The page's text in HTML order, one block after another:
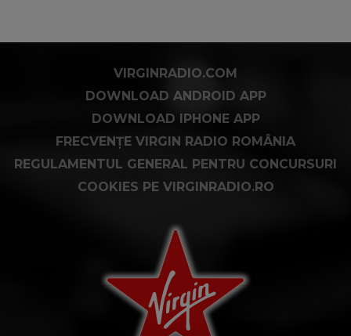
VIRGINRADIO.COM
DOWNLOAD ANDROID APP
DOWNLOAD IPHONE APP
FRECVENȚE VIRGIN RADIO ROMÂNIA
REGULAMENTUL GENERAL PENTRU CONCURSURI
COOKIES PE VIRGINRADIO.RO